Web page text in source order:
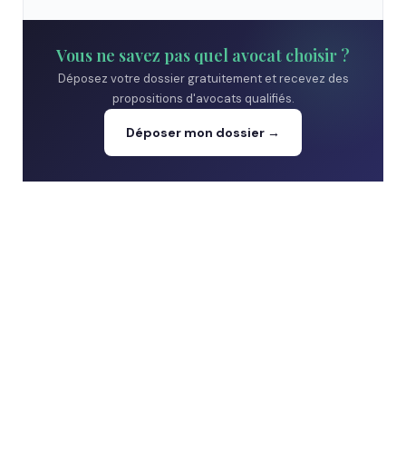
Vous ne savez pas quel avocat choisir ?
Déposez votre dossier gratuitement et recevez des
propositions d'avocats qualifiés.
Déposer mon dossier →